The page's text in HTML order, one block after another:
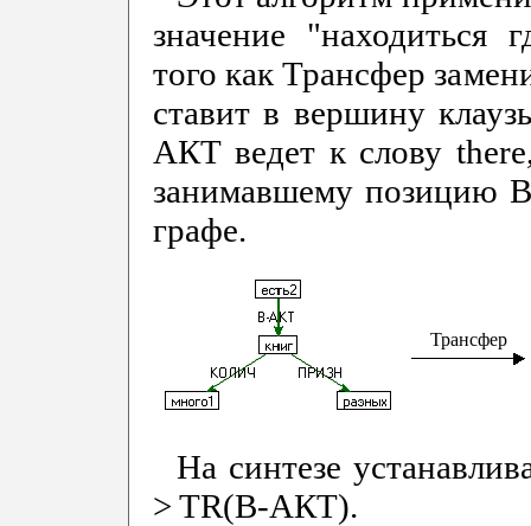
значение "находиться
того как Трансфер
ставит в вершину
АКТ ведет к слову
занимавшему позицию
графе.
Трансфер
На синтезе
> TR(В-АКТ).